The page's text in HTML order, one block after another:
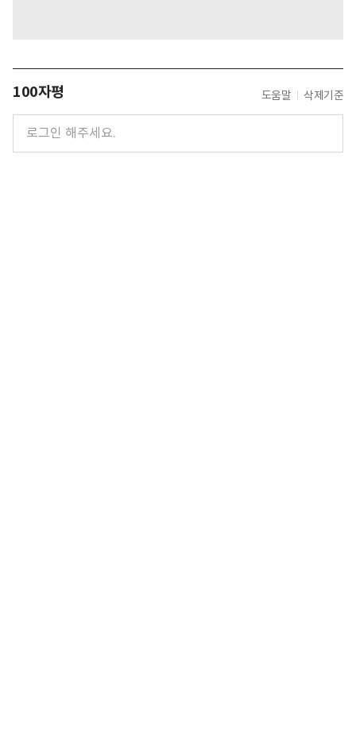
100자평 도움말 삭제기준